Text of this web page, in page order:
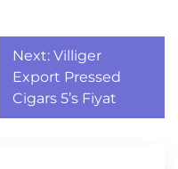
Next: Villiger
Export Pressed
Cigars 5’s Fiyat